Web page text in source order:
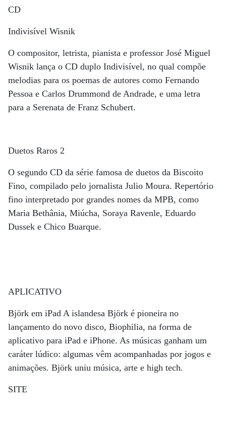
CD
Indivisível Wisnik
O compositor, letrista, pianista e professor José Miguel
Wisnik lança o CD duplo Indivisível, no qual compõe
melodias para os poemas de autores como Fernando
Pessoa e Carlos Drummond de Andrade, e uma letra
para a Serenata de Franz Schubert.
Duetos Raros 2
O segundo CD da série famosa de duetos da Biscoito
Fino, compilado pelo jornalista Julio Moura. Repertório
fino interpretado por grandes nomes da MPB, como
Maria Bethânia, Miúcha, Soraya Ravenle, Eduardo
Dussek e Chico Buarque.
APLICATIVO
Björk em iPad A islandesa Björk é pioneira no
lançamento do novo disco, Biophilia, na forma de
aplicativo para iPad e iPhone. As músicas ganham um
caráter lúdico: algumas vêm acompanhadas por jogos e
animações. Björk uniu música, arte e high tech.
SITE